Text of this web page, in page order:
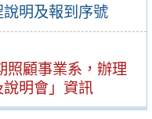
明及報到序號
照顧事業系，辦理
說明會」資訊